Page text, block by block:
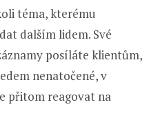
téma, kterému
dalším lidem. Své
posíláte klientům,
nenatočené, v
přitom reagovat na